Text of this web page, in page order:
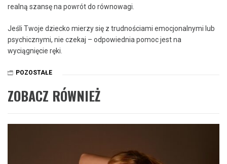
realną szansę na powrót do równowagi.
Jeśli Twoje dziecko mierzy się z trudnościami emocjonalnymi lub
psychicznymi, nie czekaj – odpowiednia pomoc jest na
wyciągnięcie ręki.
POZOSTAŁE
ZOBACZ RÓWNIEŻ